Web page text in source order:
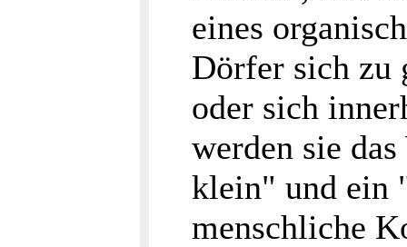
eines
Dörfer sich zu
oder sich
werden sie
klein" und ein
menschliche